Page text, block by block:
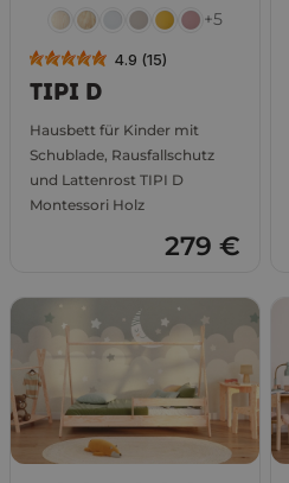
+5
4.9 (15)
TIPI D
Hausbett für Kinder mit
Schublade, Rausfallschutz
und Lattenrost TIPI D
Montessori Holz
279 €